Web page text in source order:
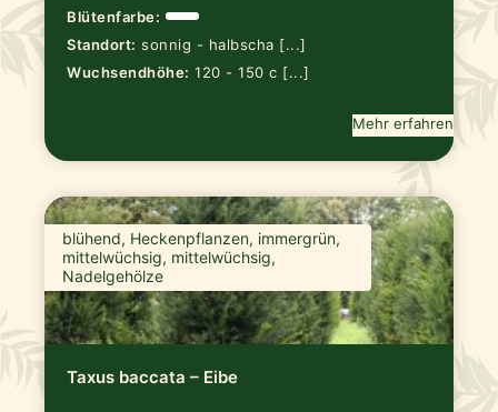
Blütenfarbe:
Standort: sonnig - halbscha [...]
Wuchsendhöhe: 120 - 150 c [...]
Mehr erfahren
blühend, Heckenpflanzen, immergrün,
mittelwüchsig, mittelwüchsig,
Nadelgehölze
Taxus baccata – Eibe